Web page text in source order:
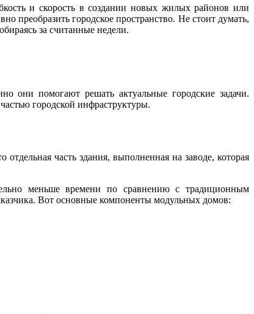
и скорость в создании новых жилых районов или
преобразить городское пространство. Не стоит думать,
за считанные недели.
они помогают решать актуальные городские задачи.
городской инфраструктуры.
часть здания, выполненная на заводе, которая
меньше времени по сравнению с традиционным
Вот основные компоненты модульных домов: